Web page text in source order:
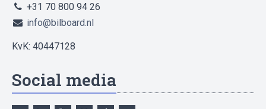
+31 70 800 94 26
info@bilboard.nl
KvK: 40447128
Social media